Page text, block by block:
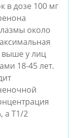
в дозе 100 мг
около
выше у лиц
18-45 лет.
а Т1/2